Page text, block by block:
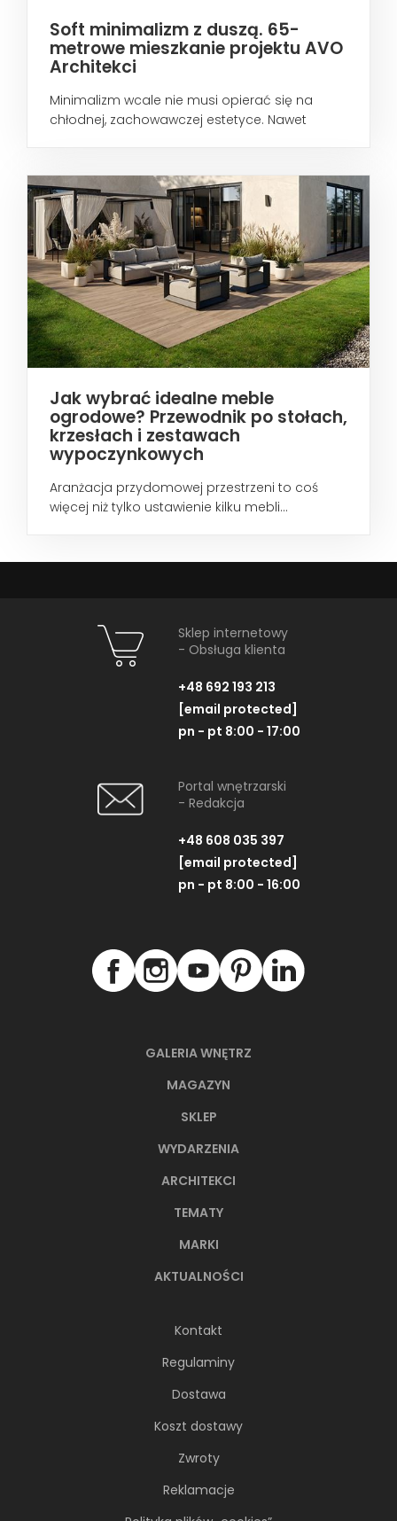
Soft minimalizm z duszą. 65-
metrowe mieszkanie projektu AVO
Architekci
Minimalizm wcale nie musi opierać się na
chłodnej, zachowawczej estetyce. Nawet
Jak wybrać idealne meble
ogrodowe? Przewodnik po stołach,
krzesłach i zestawach
wypoczynkowych
Aranżacja przydomowej przestrzeni to coś
więcej niż tylko ustawienie kilku mebli...
GALERIA WNĘTRZ
MAGAZYN
SKLEP
WYDARZENIA
ARCHITEKCI
TEMATY
MARKI
AKTUALNOŚCI
Kontakt
Regulaminy
Dostawa
Koszt dostawy
Zwroty
Reklamacje
Sklep internetowy
- Obsługa klienta
+48 692 193 213
[email protected]
pn - pt 8:00 - 17:00
Portal wnętrzarski
- Redakcja
+48 608 035 397
[email protected]
pn - pt 8:00 - 16:00